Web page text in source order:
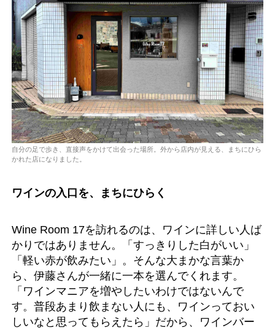
自分の足で歩き、直接声をかけて出会った場所。外から店内が見える、まちにひら
かれた店になりました。
ワインの入口を、まちにひらく
Wine Room 17を訪れるのは、ワインに詳しい人ば
かりではありません。「すっきりした白がいい」
「軽い赤が飲みたい」。そんな大まかな言葉か
ら、伊藤さんが一緒に一本を選んでくれます。
「ワインマニアを増やしたいわけではないんで
す。普段あまり飲まない人にも、ワインっておい
しいなと思ってもらえたら」だから、ワインバー